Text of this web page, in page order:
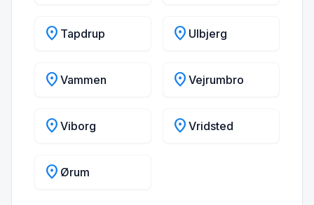
location_on Tapdrup location_on Ulbjerg
location_on Vammen location_on Vejrumbro
location_on Viborg location_on Vridsted
location_on Ørum